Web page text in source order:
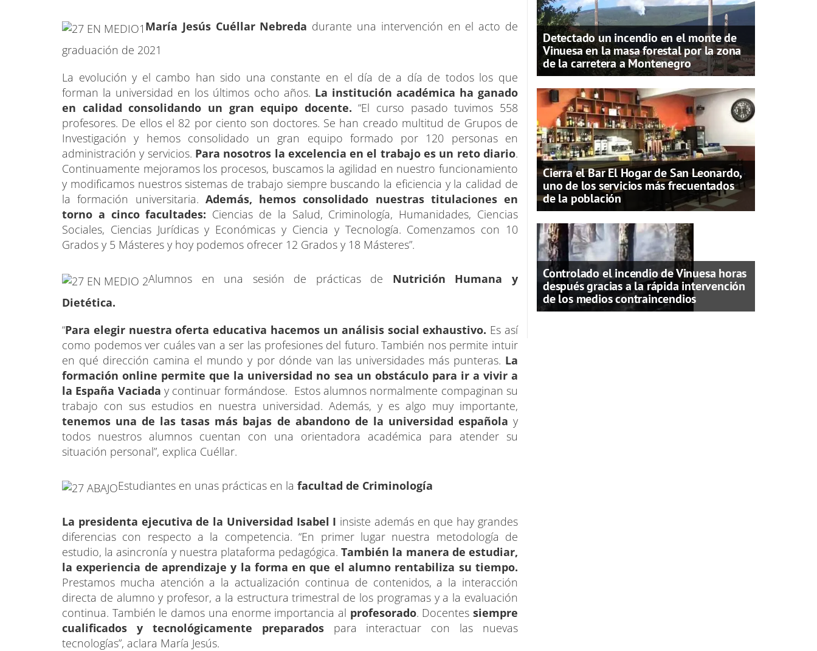
María Jesús Cuéllar Nebreda durante una intervención en el acto de
graduación de 2021
La evolución y el cambo han sido una constante en el día de a día de todos los que
forman la universidad en los últimos ocho años. La institución académica ha ganado
en calidad consolidando un gran equipo docente. “El curso pasado tuvimos 558
profesores. De ellos el 82 por ciento son doctores. Se han creado multitud de Grupos de
Investigación y hemos consolidado un gran equipo formado por 120 personas en
administración y servicios. Para nosotros la excelencia en el trabajo es un reto diario.
Continuamente mejoramos los procesos, buscamos la agilidad en nuestro funcionamiento
y modificamos nuestros sistemas de trabajo siempre buscando la eficiencia y la calidad de
la formación universitaria. Además, hemos consolidado nuestras titulaciones en
torno a cinco facultades: Ciencias de la Salud, Criminología, Humanidades, Ciencias
Sociales, Ciencias Jurídicas y Económicas y Ciencia y Tecnología. Comenzamos con 10
Grados y 5 Másteres y hoy podemos ofrecer 12 Grados y 18 Másteres”.
Alumnos en una sesión de prácticas de Nutrición Humana y
Dietética.
“Para elegir nuestra oferta educativa hacemos un análisis social exhaustivo. Es así
como podemos ver cuáles van a ser las profesiones del futuro. También nos permite intuir
en qué dirección camina el mundo y por dónde van las universidades más punteras. La
formación online permite que la universidad no sea un obstáculo para ir a vivir a
la España Vaciada y continuar formándose. Estos alumnos normalmente compaginan su
trabajo con sus estudios en nuestra universidad. Además, y es algo muy importante,
tenemos una de las tasas más bajas de abandono de la universidad española y
todos nuestros alumnos cuentan con una orientadora académica para atender su
situación personal”, explica Cuéllar.
Estudiantes en unas prácticas en la facultad de Criminología
La presidenta ejecutiva de la Universidad Isabel I insiste además en que hay grandes
diferencias con respecto a la competencia. “En primer lugar nuestra metodología de
estudio, la asincronía y nuestra plataforma pedagógica.También la manera de estudiar,
la experiencia de aprendizaje y la forma en que el alumno rentabiliza su tiempo.
Prestamos mucha atención a la actualización continua de contenidos, a la interacción
directa de alumno y profesor, a la estructura trimestral de los programas y a la evaluación
continua. También le damos una enorme importancia al profesorado. Docentessiempre
cualificados y tecnológicamente preparadospara interactuar con las nuevas
tecnologías”, aclara María Jesús.
Detectado un incendio en el monte de
Vinuesa en la masa forestal por la zona
de la carretera a Montenegro
Cierra el Bar El Hogar de San Leonardo,
uno de los servicios más frecuentados
de la población
Controlado el incendio de Vinuesa horas
después gracias a la rápida intervención
de los medios contraincendios